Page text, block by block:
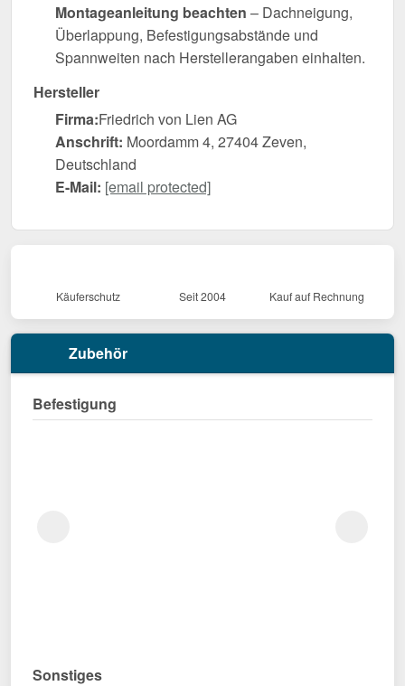
Montageanleitung beachten – Dachneigung,
Überlappung, Befestigungsabstände und
Spannweiten nach Herstellerangaben einhalten.
Hersteller
Firma:Friedrich von Lien AG
Anschrift: Moordamm 4, 27404 Zeven,
Deutschland
E-Mail: [email protected]
Käuferschutz Seit 2004 Kauf auf Rechnung
Zubehör
Befestigung
Sonstiges